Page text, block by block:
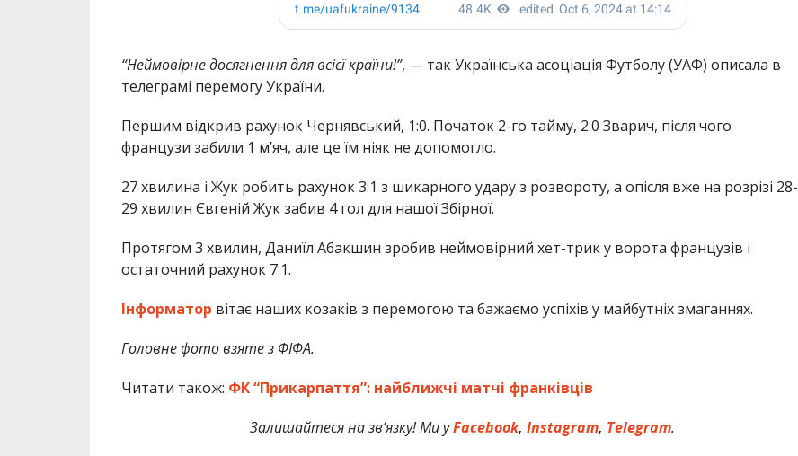
“Неймовірне досягнення для всієї країни!”, — так Українська асоціація Футболу (УАФ) описала в
телеграмі перемогу України.
Першим відкрив рахунок Чернявський, 1:0. Початок 2-го тайму, 2:0 Зварич, після чого
французи забили 1 м’яч, але це їм ніяк не допомогло.
27 хвилина і Жук робить рахунок 3:1 з шикарного удару з розвороту, а опісля вже на розрізі 28-
29 хвилин Євгеній Жук забив 4 гол для нашої Збірної.
Протягом 3 хвилин, Даниїл Абакшин зробив неймовірний хет-трик у ворота французів і
остаточний рахунок 7:1.
Інформатор вітає наших козаків з перемогою та бажаємо успіхів у майбутніх змаганнях.
Головне фото взяте з ФІФА.
Читати також: ФК “Прикарпаття”: найближчі матчі франківців
Залишайтеся на зв’язку! Ми уFacebook, Instagram, Telegram.